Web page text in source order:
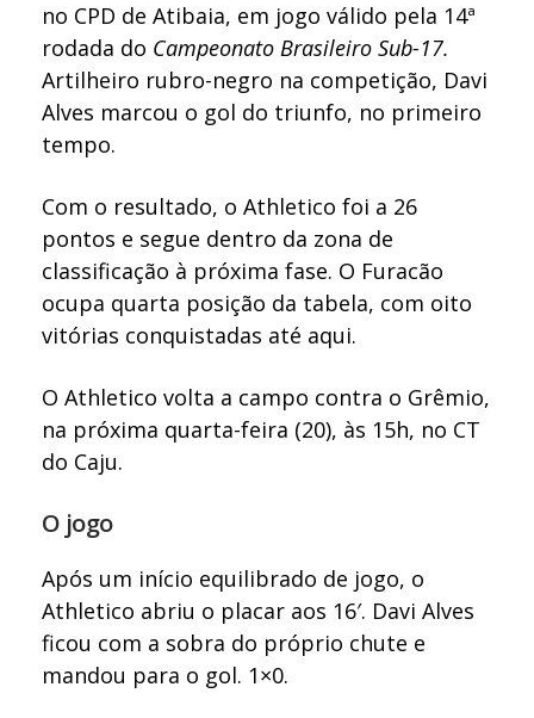
no CPD de Atibaia, em jogo válido pela 14ª
rodada do Campeonato Brasileiro Sub-17.
Artilheiro rubro-negro na competição, Davi
Alves marcou o gol do triunfo, no primeiro
tempo.
Com o resultado, o Athletico foi a 26
pontos e segue dentro da zona de
classificação à próxima fase. O Furacão
ocupa quarta posição da tabela, com oito
vitórias conquistadas até aqui.
O Athletico volta a campo contra o Grêmio,
na próxima quarta-feira (20), às 15h, no CT
do Caju.
O jogo
Após um início equilibrado de jogo, o
Athletico abriu o placar aos 16′. Davi Alves
ficou com a sobra do próprio chute e
mandou para o gol. 1×0.